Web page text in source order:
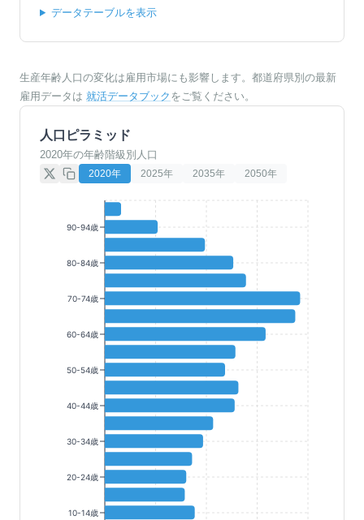
データテーブルを表示
生産年齢人口の変化は雇用市場にも影響します。都道府県別の最新
雇用データは 就活データブック をご覧ください。
人口ピラミッド
2020年の年齢階級別人口
2020年 2025年 2035年 2050年
90-94歳
80-84歳
70-74歳
60-64歳
50-54歳
40-44歳
30-34歳
20-24歳
10-14歳